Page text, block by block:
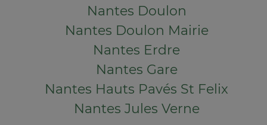
Nantes Doulon
Nantes Doulon Mairie
Nantes Erdre
Nantes Gare
Nantes Hauts Pavés St Felix
Nantes Jules Verne